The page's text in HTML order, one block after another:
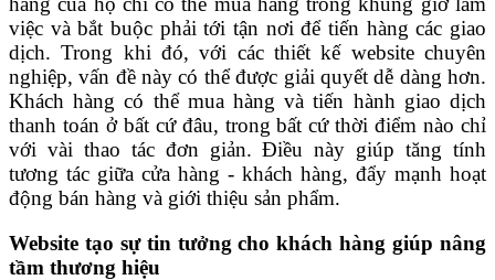
việc và bắt buộc phải tới tận nơi để tiến hàng các giao
dịch. Trong khi đó, với các thiết kế website chuyên
nghiệp, vấn đề này có thể được giải quyết dễ dàng hơn.
Khách hàng có thể mua hàng và tiến hành giao dịch
thanh toán ở bất cứ đâu, trong bất cứ thời điểm nào chỉ
với vài thao tác đơn giản. Điều này giúp tăng tính
tương tác giữa cửa hàng - khách hàng, đẩy mạnh hoạt
động bán hàng và giới thiệu sản phẩm.
Website tạo sự tin tưởng cho khách hàng giúp nâng
tầm thương hiệu